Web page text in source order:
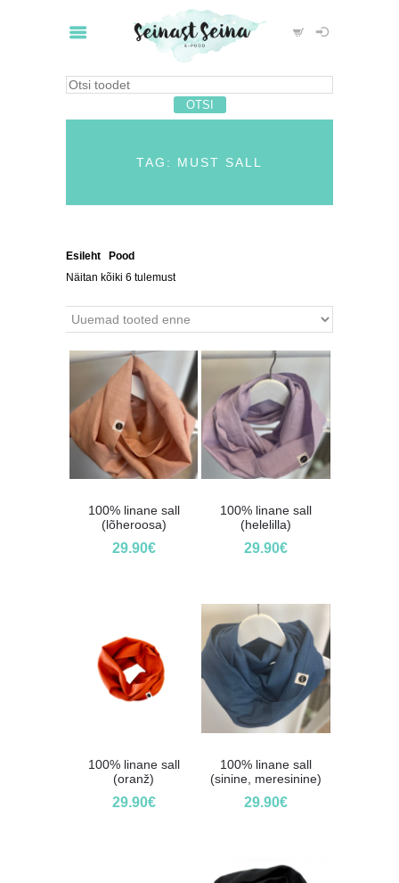
TAG: MUST SALL
Esileht Pood
Näitan kõiki 6 tulemust
100% linane sall
(lõheroosa)
29.90€
100% linane sall
(helelilla)
29.90€
100% linane sall
(oranž)
29.90€
100% linane sall
(sinine, meresinine)
29.90€